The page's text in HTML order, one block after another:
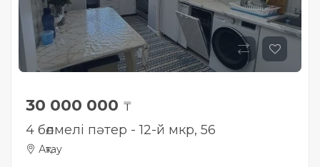
30 000 000 ₸
4 бөлмелі пәтер - 12-й мкр, 56
Ақтау